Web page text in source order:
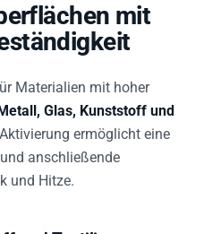
mit
Materialien mit hoher
Glas, Kunststoff und
ermöglicht eine
anschließende
und Hitze.